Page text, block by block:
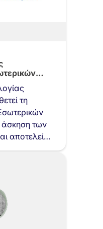
τη
άσκηση των
αποτελεί